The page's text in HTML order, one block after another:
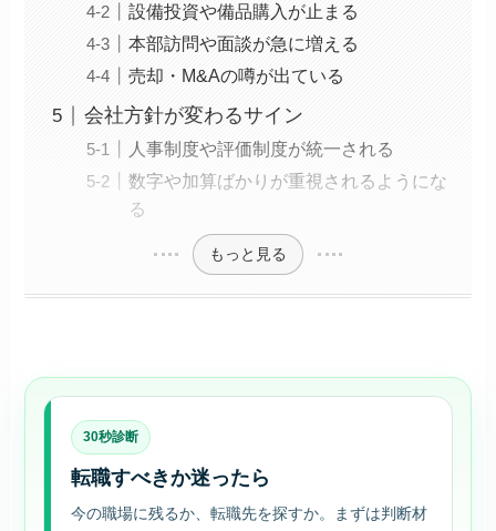
設備投資や備品購入が止まる
本部訪問や面談が急に増える
売却・M&Aの噂が出ている
会社方針が変わるサイン
人事制度や評価制度が統一される
数字や加算ばかりが重視されるようにな
る
もっと見る
30秒診断
転職すべきか迷ったら
今の職場に残るか、転職先を探すか。まずは判断材